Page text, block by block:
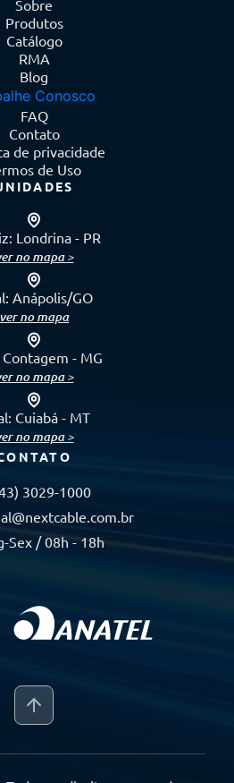
Sobre
Produtos
Catálogo
RMA
Blog
Conosco
FAQ
Contato
de privacidade
de Uso
Londrina - PR
no mapa >
Anápolis/GO
ver no mapa
- MG
no mapa >
Cuiabá - MT
no mapa >
3029-1000
Sex / 08h - 18h